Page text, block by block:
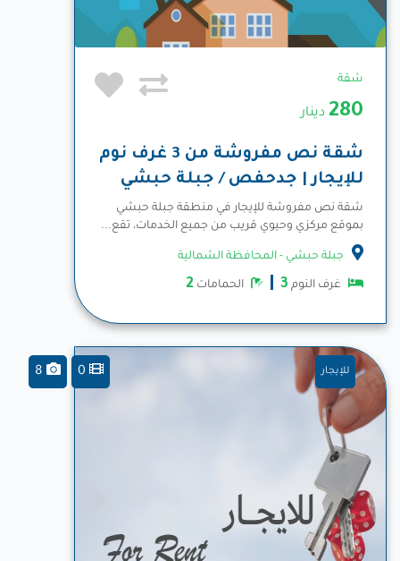
شقة
280 دينار
شقة نص مفروشة من 3 غرف نوم
للإيجار | جدحفص / جبلة حبشي
شقة نص مفروشة للإيجار في منطقة جبلة حبشي
بموقع مركزي وحيوي قريب من جميع الخدمات، تقع...
المزيد
جبلة حبشي - المحافظة الشمالية
غرف النوم 3 الحمامات 2
للإيجار